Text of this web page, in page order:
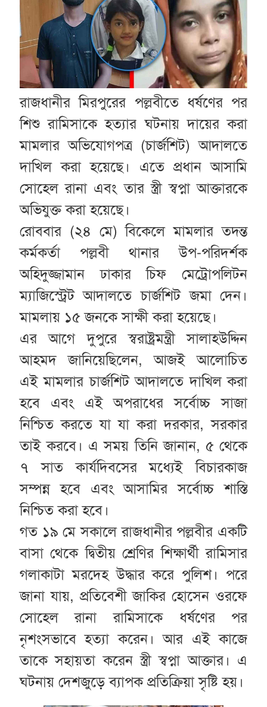
রাজধানীর মিরপুরের পল্লবীতে ধর্ষণের পর
শিশু রামিসাকে হত্যার ঘটনায় দায়ের করা
মামলার অভিযোগপত্র (চার্জশিট) আদালতে
দাখিল করা হয়েছে। এতে প্রধান আসামি
সোহেল রানা এবং তার স্ত্রী স্বপ্না আক্তারকে
অভিযুক্ত করা হয়েছে।
রোববার (২৪ মে) বিকেলে মামলার তদন্ত
কর্মকর্তা পল্লবী থানার উপ-পরিদর্শক
অহিদুজ্জামান ঢাকার চিফ মেট্রোপলিটন
ম্যাজিস্ট্রেট আদালতে চার্জশিট জমা দেন।
মামলায় ১৫ জনকে সাক্ষী করা হয়েছে।
এর আগে দুপুরে স্বরাষ্ট্রমন্ত্রী সালাহউদ্দিন
আহমদ জানিয়েছিলেন, আজই আলোচিত
এই মামলার চার্জশিট আদালতে দাখিল করা
হবে এবং এই অপরাধের সর্বোচ্চ সাজা
নিশ্চিত করতে যা যা করা দরকার, সরকার
তাই করবে। এ সময় তিনি জানান, ৫ থেকে
৭ সাত কার্যদিবসের মধ্যেই বিচারকাজ
সম্পন্ন হবে এবং আসামির সর্বোচ্চ শাস্তি
নিশ্চিত করা হবে।
গত ১৯ মে সকালে রাজধানীর পল্লবীর একটি
বাসা থেকে দ্বিতীয় শ্রেণির শিক্ষার্থী রামিসার
গলাকাটা মরদেহ উদ্ধার করে পুলিশ। পরে
জানা যায়, প্রতিবেশী জাকির হোসেন ওরফে
সোহেল রানা রামিসাকে ধর্ষণের পর
নৃশংসভাবে হত্যা করেন। আর এই কাজে
তাকে সহায়তা করেন স্ত্রী স্বপ্না আক্তার। এ
ঘটনায় দেশজুড়ে ব্যাপক প্রতিক্রিয়া সৃষ্টি হয়।